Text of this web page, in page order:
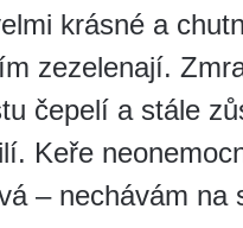
krásné a
zezelenají.
čepelí a stále
Keře
– nechávám na